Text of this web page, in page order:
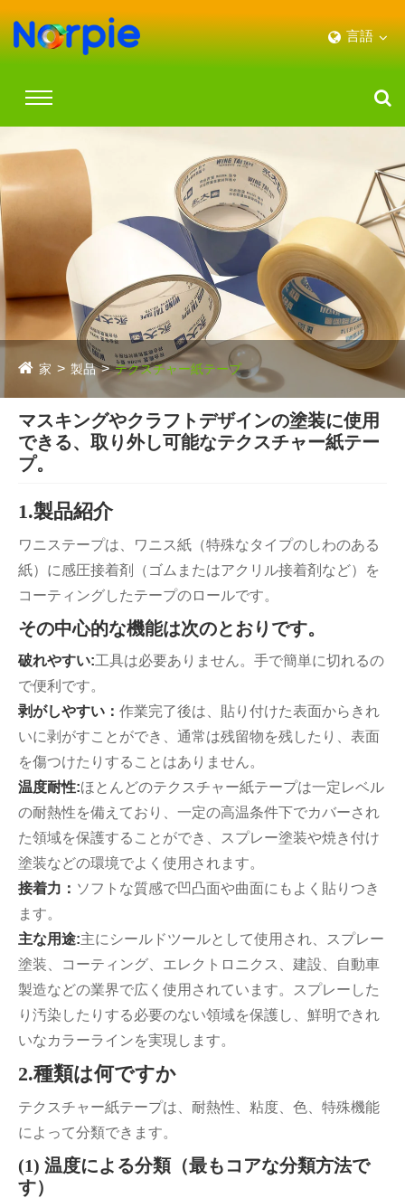
言語
家 製品 テクスチャー紙テープ
マスキングやクラフトデザインの塗装に使用
できる、取り外し可能なテクスチャー紙テー
プ。
1.製品紹介
ワニステープは、ワニス紙（特殊なタイプのしわのある
紙）に感圧接着剤（ゴムまたはアクリル接着剤など）を
コーティングしたテープのロールです。
その中心的な機能は次のとおりです。
破れやすい:工具は必要ありません。手で簡単に切れるの
で便利です。
剥がしやすい： 作業完了後は、貼り付けた表面からきれ
いに剥がすことができ、通常は残留物を残したり、表面
を傷つけたりすることはありません。
温度耐性:ほとんどのテクスチャー紙テープは一定レベル
の耐熱性を備えており、一定の高温条件下でカバーされ
た領域を保護することができ、スプレー塗装や焼き付け
塗装などの環境でよく使用されます。
接着力： ソフトな質感で凹凸面や曲面にもよく貼りつき
ます。
主な用途:主にシールドツールとして使用され、スプレー
塗装、コーティング、エレクトロニクス、建設、自動車
製造などの業界で広く使用されています。スプレーした
り汚染したりする必要のない領域を保護し、鮮明できれ
いなカラーラインを実現します。
2.種類は何ですか
テクスチャー紙テープは、耐熱性、粘度、色、特殊機能
によって分類できます。
(1) 温度による分類（最もコアな分類方法で
す）